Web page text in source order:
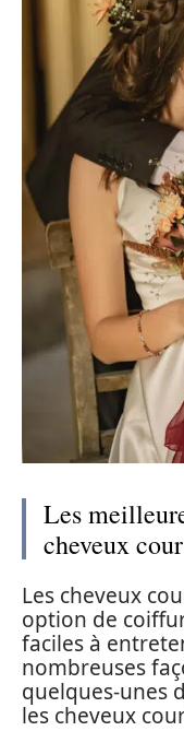
Les
cheveux
Les cheveux
option de
faciles à
nombreuses
quelques-unes
les cheveux